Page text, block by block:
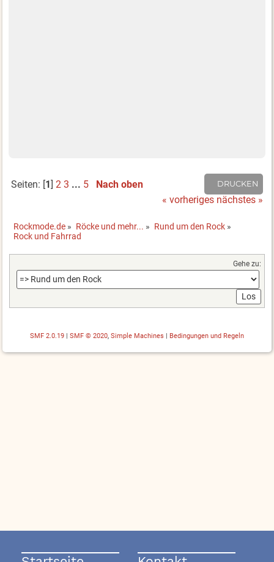
DRUCKEN
Seiten: [1] 2 3 ... 5
Nach oben
« vorheriges nächstes »
Rockmode.de » Röcke und mehr... » Rund um den Rock »
Rock und Fahrrad
Gehe zu:
SMF 2.0.19 | SMF © 2020, Simple Machines | Bedingungen und Regeln